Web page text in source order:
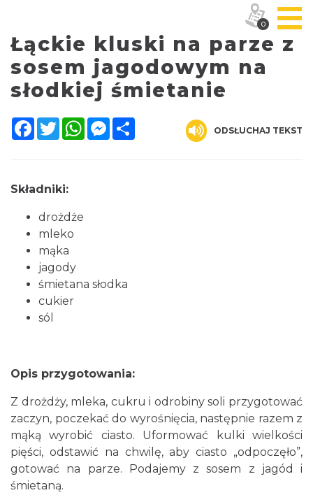
Łąckie kluski na parze z
sosem jagodowym na
słodkiej śmietanie
Facebook
TwitterWhatsAppMessenger
ODSŁUCHAJ TEKST
Składniki:
drożdże
mleko
mąka
jagody
śmietana słodka
cukier
sól
Opis przygotowania:
Z drożdży, mleka, cukru i odrobiny soli przygotować
zaczyn, poczekać do wyrośnięcia, następnie razem z
mąką wyrobić ciasto. Uformować kulki wielkości
pięści, odstawić na chwilę, aby ciasto „odpoczęło”,
gotować na parze. Podajemy z sosem z jagód i
śmietaną.
0